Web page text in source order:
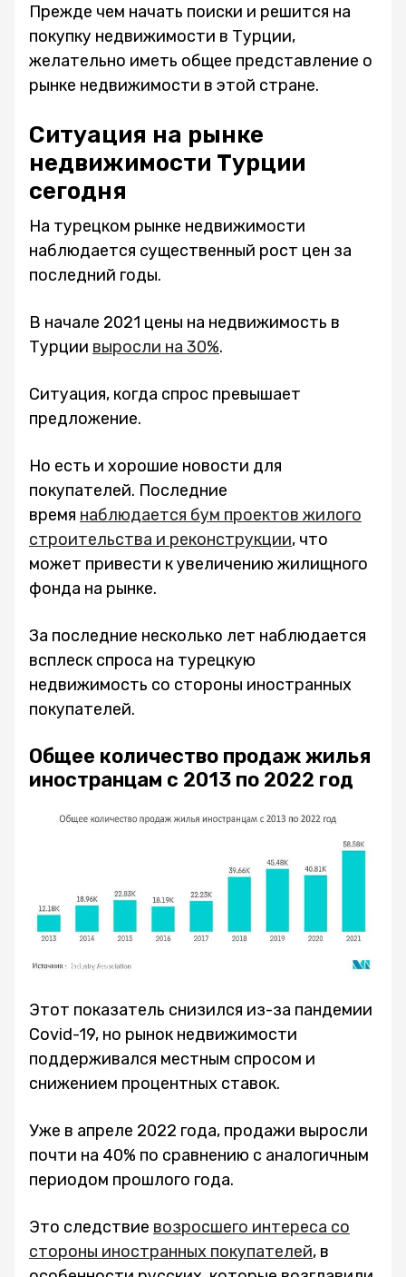
Прежде чем начать поиски и решится на
покупку недвижимости в Турции,
желательно иметь общее представление о
рынке недвижимости в этой стране.
Ситуация на рынке
недвижимости Турции
сегодня
На турецком рынке недвижимости
наблюдается существенный рост цен за
последний годы.
В начале 2021 цены на недвижимость в
Турции выросли на 30%.
Ситуация, когда спрос превышает
предложение.
Но есть и хорошие новости для
покупателей. Последние
время наблюдается бум проектов жилого
строительства и реконструкции, что
может привести к увеличению жилищного
фонда на рынке.
За последние несколько лет наблюдается
всплеск спроса на турецкую
недвижимость со стороны иностранных
покупателей.
Общее количество продаж жилья
иностранцам с 2013 по 2022 год
Этот показатель снизился из-за пандемии
Covid-19, но рынок недвижимости
поддерживался местным спросом и
снижением процентных ставок.
Уже в апреле 2022 года, продажи выросли
почти на 40% по сравнению с аналогичным
периодом прошлого года.
Это следствие возросшего интереса со
стороны иностранных покупателей, в